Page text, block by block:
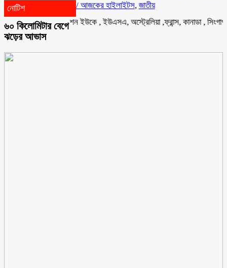
নোটিশ
বাংলা টেলিভিশন ইউকে , ইউএসএ, অস্ট্রেলিয়া ,ফ্রান্স, কানাডা , সিংগাপুর ,
/ আজকের হাইলাইটস, জাতীয়
৬০ কিলোমিটার বেগে
ঝড়ের আভাস